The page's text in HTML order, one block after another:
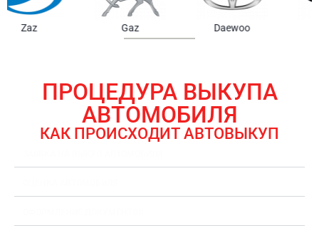
Samsung
ПРОЦЕДУРА ВЫКУПА
АВТОМОБИЛЯ
КАК ПРОИСХОДИТ АВТОВЫКУП